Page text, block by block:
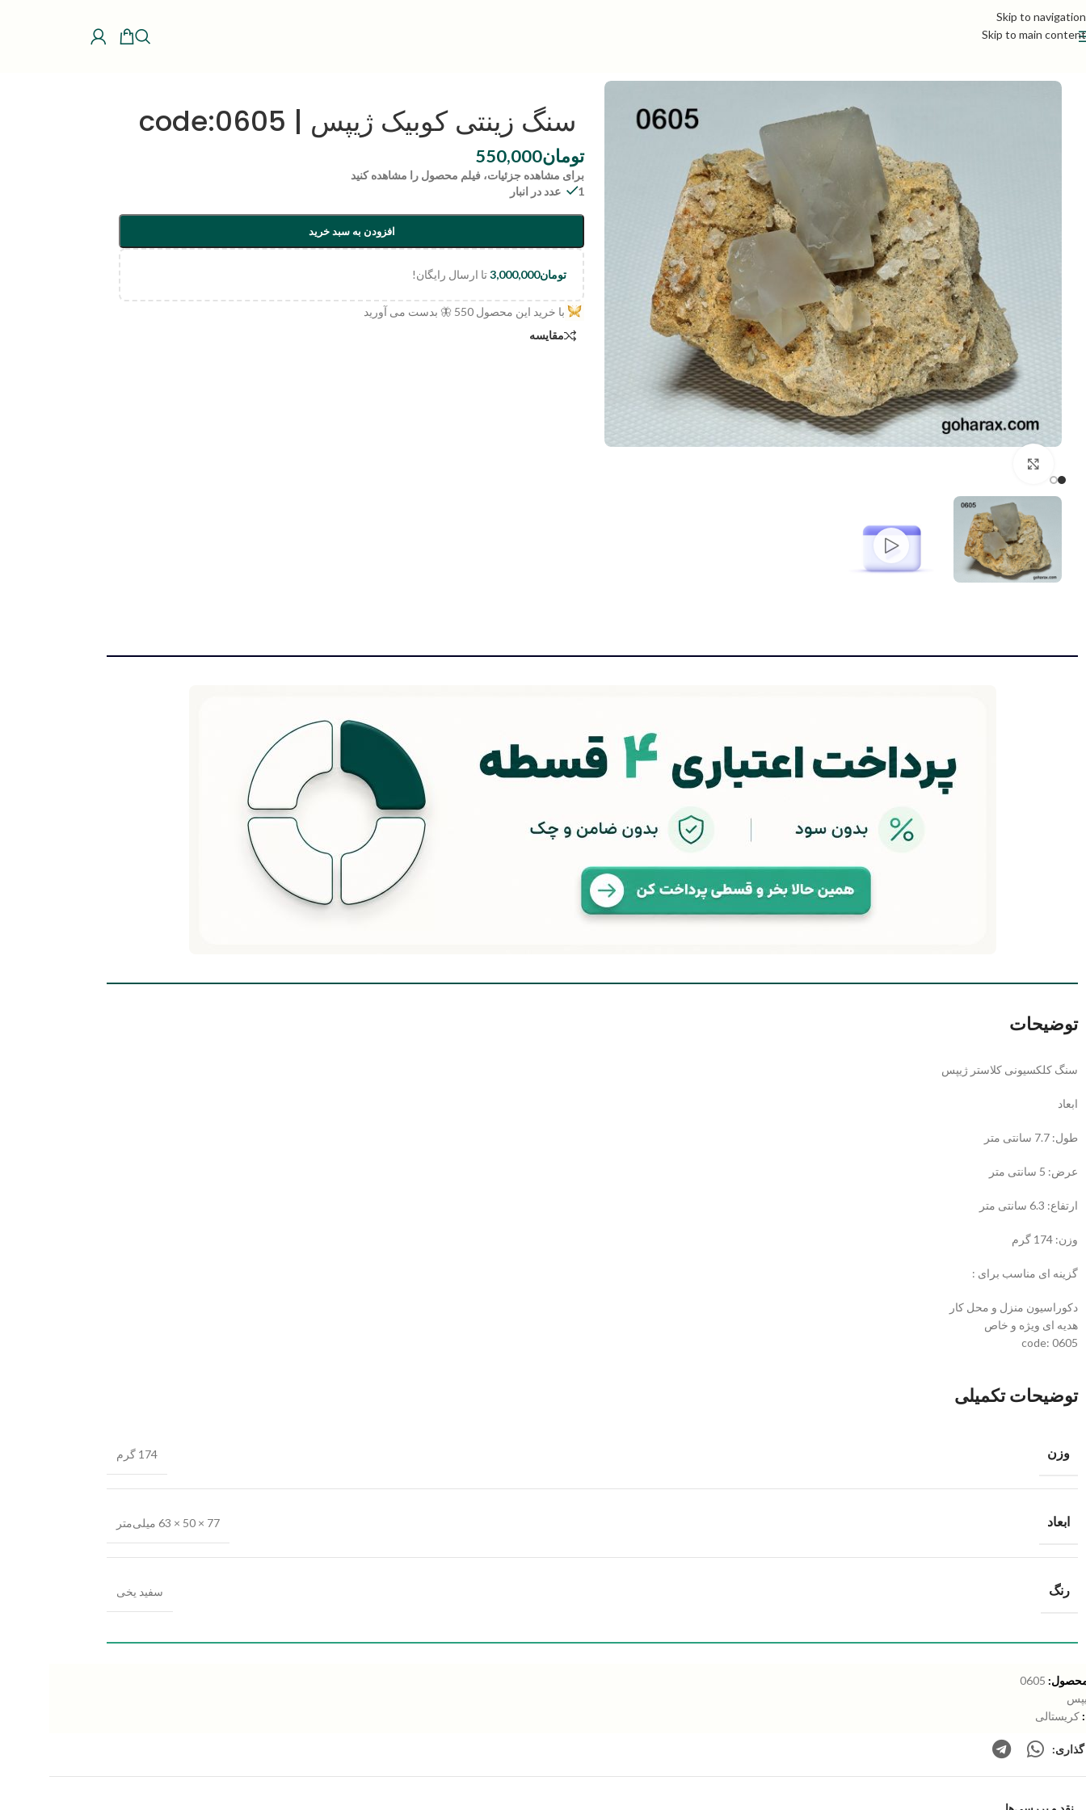
Skip to navigation
Skip to main content
سنگ زینتی کوبیک ژیپس | code:0605
تومان550,000
برای مشاهده جزئیات، فیلم محصول را مشاهده کنید
1 عدد در انبار
افزودن به سبد خرید
تومان3,000,000تا ارسال رایگان!
با خرید این محصول 550 🦋 بدست می آورید
مقایسه
توضیحات
سنگ کلکسیونی کلاستر ژیپس
ابعاد
طول: 7.7 سانتی متر
عرض: 5 سانتی متر
ارتفاع: 6.3 سانتی متر
وزن: 174 گرم
گزینه ای مناسب برای :
دکوراسیون منزل و محل کار
هدیه ای ویژه و خاص
code: 0605
توضیحات تکمیلی
وزن 174 گرم
ابعاد 77 × 50 × 63 میلی‌متر
رنگ سفید یخی
0605
کریستالی